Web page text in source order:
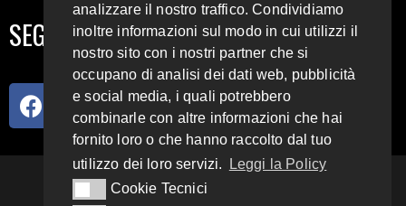
SEGUICI SUI SOCIAL
analizzare il nostro traffico. Condividiamo
inoltre informazioni sul modo in cui utilizzi il
nostro sito con i nostri partner che si
occupano di analisi dei dati web, pubblicità
e social media, i quali potrebbero
combinarle con altre informazioni che hai
fornito loro o che hanno raccolto dal tuo
utilizzo dei loro servizi.
Leggi la Policy
Cookie Tecnici
Cookie Tecnici